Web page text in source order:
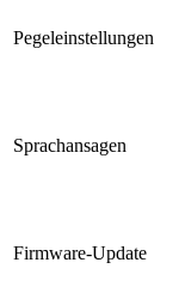
Pegeleinstellungen
Sprachansagen
Firmware-Update